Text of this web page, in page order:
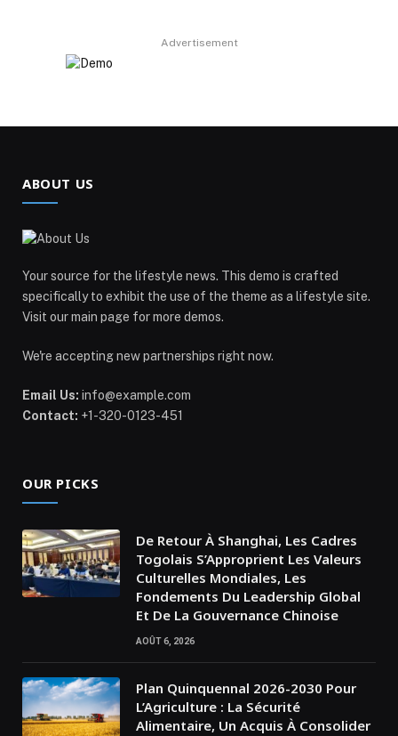
Advertisement
ABOUT US
Your source for the lifestyle news. This demo is crafted
specifically to exhibit the use of the theme as a lifestyle site.
Visit our main page for more demos.
We're accepting new partnerships right now.
Email Us: info@example.com
Contact: +1-320-0123-451
OUR PICKS
De Retour À Shanghai, Les Cadres
Togolais S’Approprient Les Valeurs
Culturelles Mondiales, Les
Fondements Du Leadership Global
Et De La Gouvernance Chinoise
AOÛT 6, 2026
Plan Quinquennal 2026-2030 Pour
L’Agriculture : La Sécurité
Alimentaire, Un Acquis À Consolider